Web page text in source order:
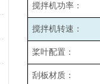
搅拌机功率：
搅拌机转速：
桨叶配置：
刮板材质：